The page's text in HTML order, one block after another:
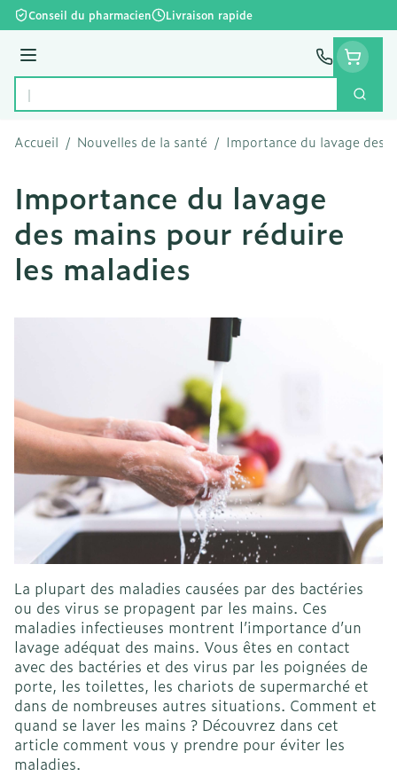
Aller au contenu
Conseil du pharmacien Livraison rapide
Menu
Rechercher
Accueil / Nouvelles de la santé / Importance du lavage des
Importance du lavage
des mains pour réduire
les maladies
La plupart des maladies causées par des bactéries
ou des virus se propagent par les mains. Ces
maladies infectieuses montrent l’importance d’un
lavage adéquat des mains. Vous êtes en contact
avec des bactéries et des virus par les poignées de
porte, les toilettes, les chariots de supermarché et
dans de nombreuses autres situations. Comment et
quand se laver les mains ? Découvrez dans cet
article comment vous y prendre pour éviter les
maladies.